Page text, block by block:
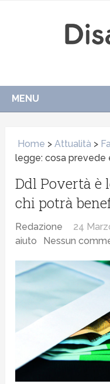
MENU
Home >Attualità >
legge: cosa prevede
Ddl Povertà è
chi potrà
Redazione 24
aiuto
Nessun